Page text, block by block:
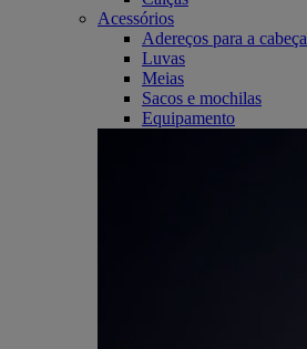
Acessórios
Adereços para a cabeça
Luvas
Meias
Sacos e mochilas
Equipamento